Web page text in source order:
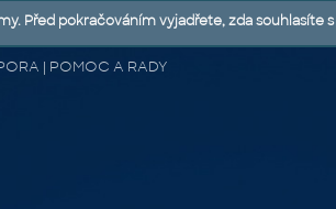
| POMOC A RADY
Před pokračováním vyjadřete, zda souhlasíte